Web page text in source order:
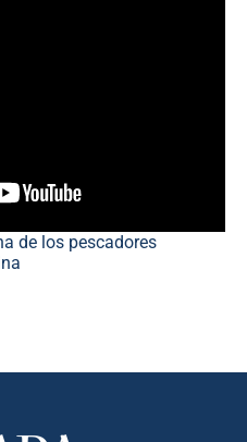
de los pescadores